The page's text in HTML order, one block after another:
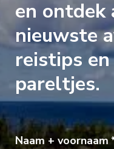
en ontdek
nieuwste
reistips
pareltjes.
Naam + voornaam